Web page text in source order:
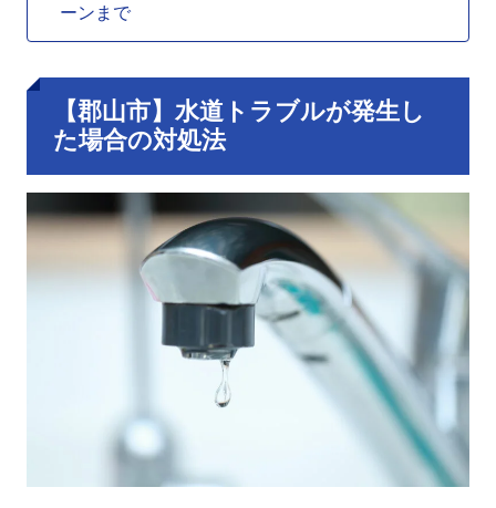
ーンまで
【郡山市】水道トラブルが発生し
た場合の対処法